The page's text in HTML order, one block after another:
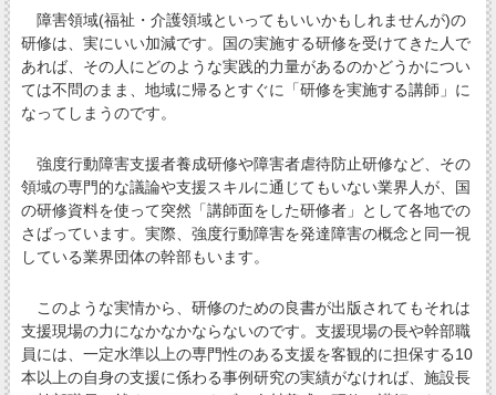
障害領域(福祉・介護領域といってもいいかもしれませんが)の
研修は、実にいい加減です。国の実施する研修を受けてきた人で
あれば、その人にどのような実践的力量があるのかどうかについ
ては不問のまま、地域に帰るとすぐに「研修を実施する講師」に
なってしまうのです。
強度行動障害支援者養成研修や障害者虐待防止研修など、その
領域の専門的な議論や支援スキルに通じてもいない業界人が、国
の研修資料を使って突然「講師面をした研修者」として各地での
さばっています。実際、強度行動障害を発達障害の概念と同一視
している業界団体の幹部もいます。
このような実情から、研修のための良書が出版されてもそれは
支援現場の力になかなかならないのです。支援現場の長や幹部職
員には、一定水準以上の専門性のある支援を客観的に担保する10
本以上の自身の支援に係わる事例研究の実績がなければ、施設長